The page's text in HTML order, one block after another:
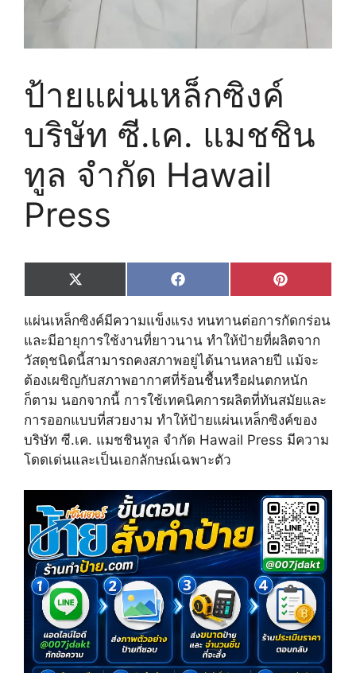
ป้ายแผ่นเหล็กซิงค์
บริษัท ซี.เค. แมชชิน
ทูล จำกัด Hawail
Press
Share
on
X
(
T
w
i
t
t
e
r
)
Share
on
F
a
e
b
o
k
Share
on
P
i
n
t
e
e
s
t
แผ่นเหล็กซิงค์มีความแข็งแรง ทนทานต่อการกัดกร่อน
และมีอายุการใช้งานที่ยาวนาน ทำให้ป้ายที่ผลิตจาก
วัสดุชนิดนี้สามารถคงสภาพอยู่ได้นานหลายปี แม้จะ
ต้องเผชิญกับสภาพอากาศที่ร้อนชื้นหรือฝนตกหนัก
ก็ตาม นอกจากนี้ การใช้เทคนิคการผลิตที่ทันสมัยและ
การออกแบบที่สวยงาม ทำให้ป้ายแผ่นเหล็กซิงค์ของ
บริษัท ซี.เค. แมชชินทูล จำกัด Hawail Press มีความ
โดดเด่นและเป็นเอกลักษณ์เฉพาะตัว